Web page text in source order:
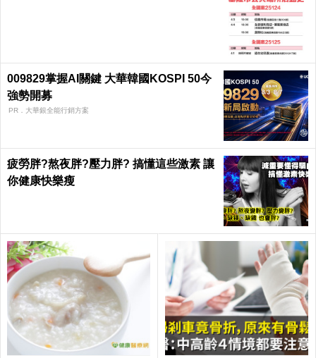
009829掌握AI關鍵 大華韓國KOSPI 50今
強勢開募
PR．大華銀全能行銷方案
疲勞胖?熬夜胖?壓力胖? 搞懂這些激素 讓
你健康快樂瘦